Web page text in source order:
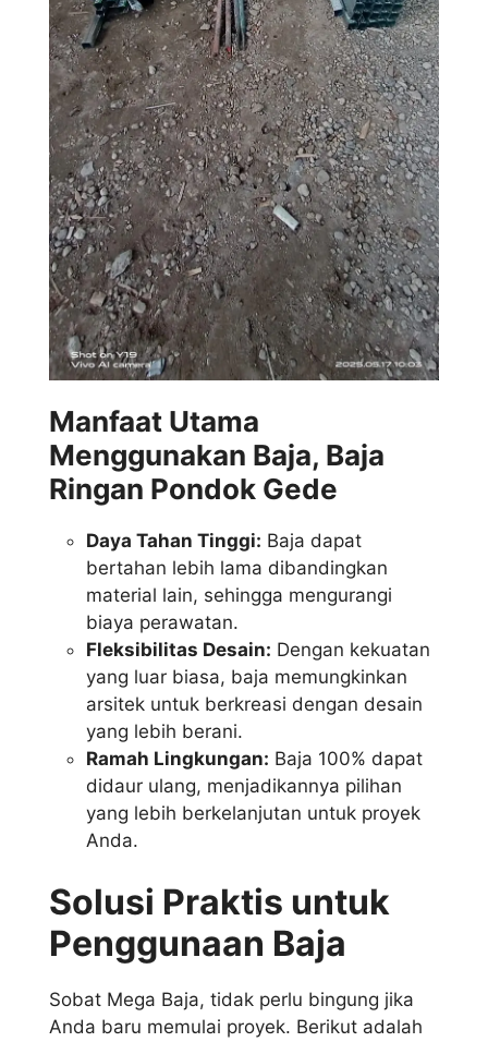
Manfaat Utama
Menggunakan Baja, Baja
Ringan Pondok Gede
Daya Tahan Tinggi: Baja dapat
bertahan lebih lama dibandingkan
material lain, sehingga mengurangi
biaya perawatan.
Fleksibilitas Desain: Dengan kekuatan
yang luar biasa, baja memungkinkan
arsitek untuk berkreasi dengan desain
yang lebih berani.
Ramah Lingkungan: Baja 100% dapat
didaur ulang, menjadikannya pilihan
yang lebih berkelanjutan untuk proyek
Anda.
Solusi Praktis untuk
Penggunaan Baja
Sobat Mega Baja, tidak perlu bingung jika
Anda baru memulai proyek. Berikut adalah